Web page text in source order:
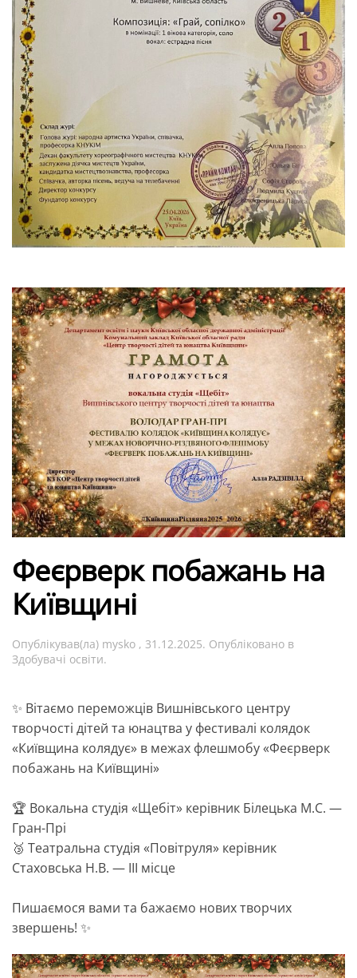
Феєрверк побажань на
Київщині
Опублікував(ла) mysko , 31.12.2025. Опубліковано в
Здобувачі освіти.
✨ Вітаємо переможців Вишнівського центру
творчості дітей та юнацтва у фестивалі колядок
«Київщина колядує» в межах флешмобу «Феєрверк
побажань на Київщині»
🏆 Вокальна студія «Щебіт» керівник Білецька М.С. —
Гран-Прі
🥉 Театральна студія «Повітруля» керівник
Стаховська Н.В. — ІІІ місце
Пишаємося вами та бажаємо нових творчих
звершень! ✨